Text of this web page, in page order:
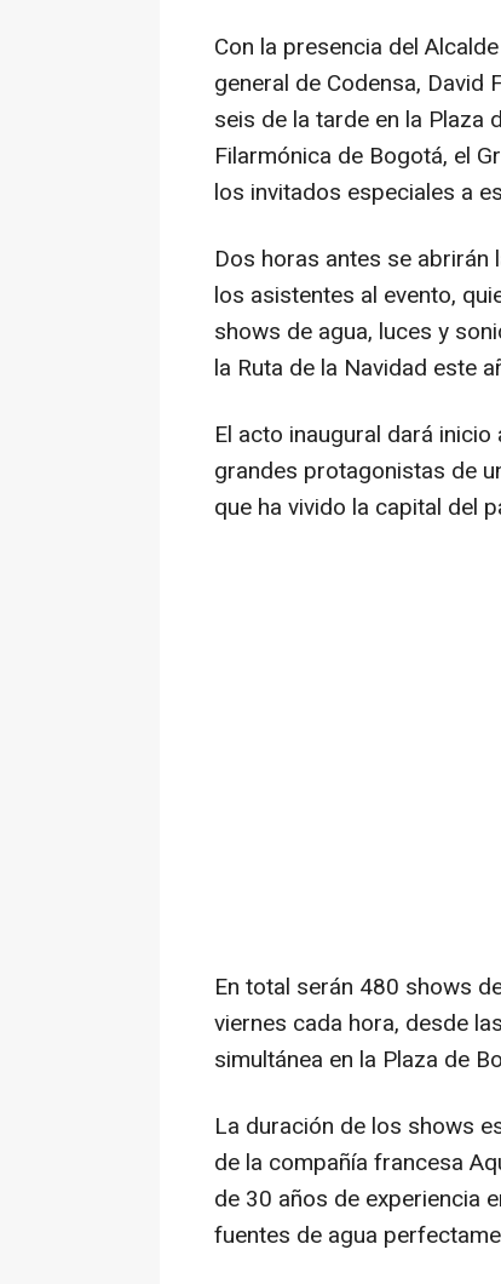
Con la presencia del
general de Codensa, David
seis de la tarde en la Plaza
Filarmónica de Bogotá, el
los invitados especiales a
Dos horas antes se abrirán
los asistentes al evento,
shows de agua, luces y
la Ruta de la Navidad este
El acto inaugural dará
grandes protagonistas de
que ha vivido la capital del
En total serán 480 shows
viernes cada hora, desde
simultánea en la Plaza de
La duración de los shows
de la compañía francesa
de 30 años de experiencia
fuentes de agua